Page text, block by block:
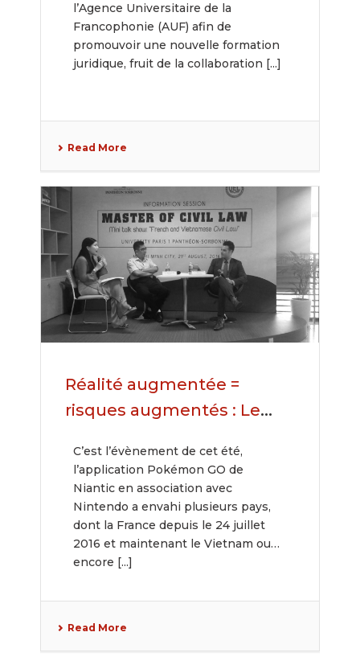
nouveau « Master of Law »
de l’UEL et Paris I.
l’Agence Universitaire de la
Francophonie (AUF) afin de
promouvoir une nouvelle formation
juridique, fruit de la collaboration [...]
Read More
Réalité augmentée =
risques augmentés : Le
engendre des situations
juridiques inédites
C’est l’évènement de cet été,
l’application Pokémon GO de
Niantic en association avec
Nintendo a envahi plusieurs pays,
dont la France depuis le 24 juillet
2016 et maintenant le Vietnam ou
encore [...]
Read More